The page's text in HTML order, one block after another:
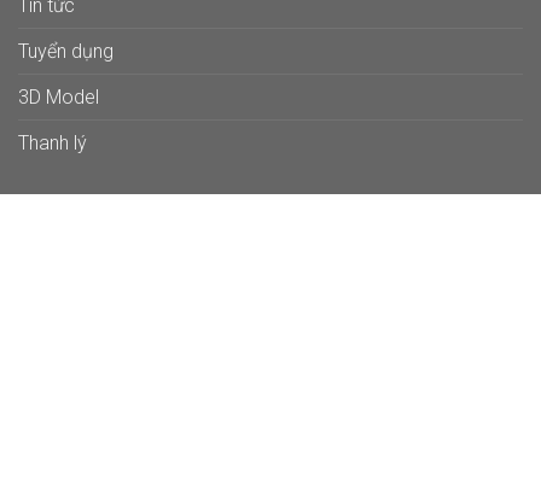
Tin tức
Tuyển dụng
3D Model
Thanh lý